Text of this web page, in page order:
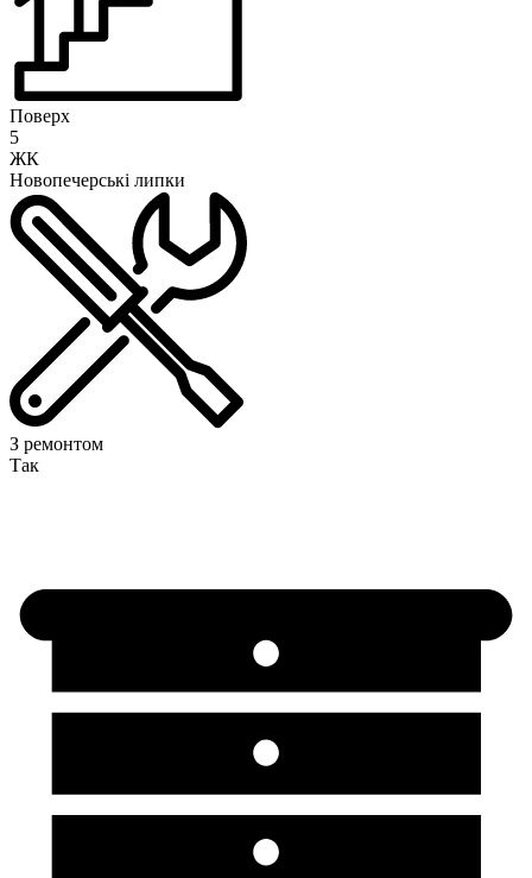
Поверх
5
ЖК
Новопечерські липки
З ремонтом
Так